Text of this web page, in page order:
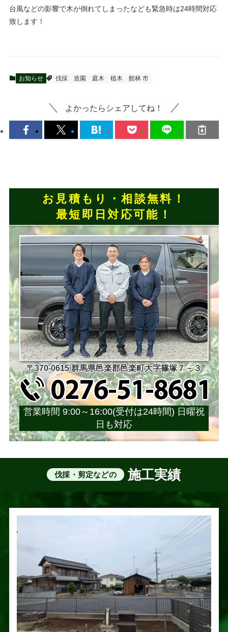
台風などの影響で木が倒れてしまったなども緊急時は24時間対応
致します！
お知らせ 伐採 造園 庭木 植木 館林 市
よかったらシェアしてね！
お見積もり・相談無料！
最短即日対応可能！
〒370-0615 群馬県邑楽郡邑楽町大字篠塚７－３
営業時間 9:00～16:00(受付は24時間) 日曜祝
日も対応
伐採・剪定などの 施工実績